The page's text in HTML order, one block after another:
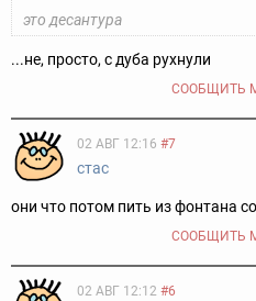
это десантура
...не, просто, с дуба рухнули
СООБЩИТЬ
02 АВГ 12:16 #7
стас
они что потом пить из фонтана
СООБЩИТЬ
02 АВГ 12:12 #6